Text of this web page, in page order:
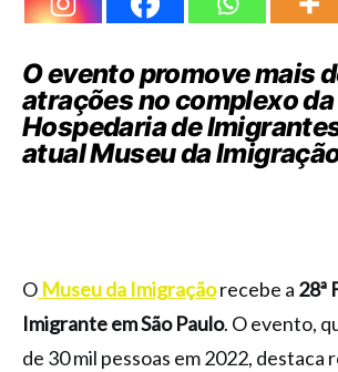
O evento promove mais
atrações no complexo
Hospedaria de
atual Museu da
O Museu da Imigraçãorecebe a 28ª
Imigrante em São Paulo. O evento,
de 30 mil pessoas em 2022, destaca